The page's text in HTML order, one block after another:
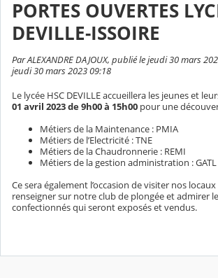
PORTES OUVERTES
DEVILLE-ISSOIRE
Par ALEXANDRE DAJOUX, publié le jeudi 30 mars
jeudi 30 mars 2023 09:18
Le lycée HSC DEVILLE accueillera les jeunes et
01 avril 2023 de 9h00 à 15h00 pour une
Métiers de la Maintenance : PMIA
Métiers de l’Electricité : TNE
Métiers de la Chaudronnerie : REMI
Métiers de la gestion administration : GATL
Ce sera également l’occasion de visiter nos
renseigner sur notre club de plongée et admirer
confectionnés qui seront exposés et vendus.